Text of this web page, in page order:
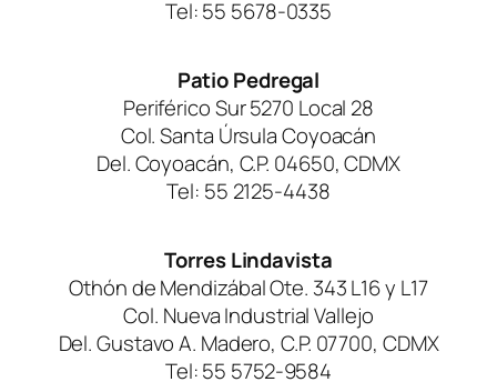
Tel: 55 5678-0335
Patio Pedregal
Periférico Sur 5270 Local 28
Col. Santa Úrsula Coyoacán
Del. Coyoacán, C.P. 04650, CDMX
Tel: 55 2125-4438
Torres Lindavista
Othón de Mendizábal Ote. 343 L16 y L17
Col. Nueva Industrial Vallejo
Del. Gustavo A. Madero, C.P. 07700, CDMX
Tel: 55 5752-9584